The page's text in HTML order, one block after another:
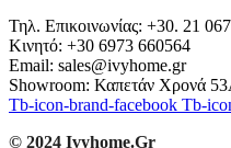
Τηλ. Επικοινωνίας: +30. 21
Κινητό: +30 6973 660564
Email: sales@ivyhome.gr
Showroom: Καπετάν Χρονά
Tb-icon-brand-facebook Tb-
© 2024 Ivyhome.Gr